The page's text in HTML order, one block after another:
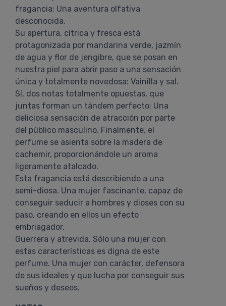
fragancia: Una aventura olfativa
desconocida.
Su apertura, cítrica y fresca está
protagonizada por mandarina verde, jazmín
de agua y flor de jengibre, que se posan en
nuestra piel para abrir paso a una sensación
única y totalmente novedosa: Vainilla y sal.
Sí, dos notas totalmente opuestas, que
juntas forman un tándem perfecto: Una
deliciosa sensación de atracción por parte
del público masculino. Finalmente, el
perfume se asienta sobre la madera de
cachemir, proporcionándole un aroma
ligeramente atalcado.
Esta fragancia está describiendo a una
semi-diosa. Una mujer fascinante, capaz de
conseguir seducir a hombres y dioses con su
paso, creando en ellos un efecto
embriagador.
Guerrera y atrevida. Sólo una mujer con
estas características es digna de este
perfume. Una mujer con carácter, defensora
de sus ideales y que lucha por conseguir sus
sueños y deseos.